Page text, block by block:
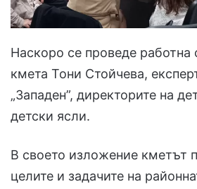
Наскоро се проведе
кмета Тони Стойчева,
„Западен”, директорите на
детски ясли.
В своето изложение кметът
целите и задачите на